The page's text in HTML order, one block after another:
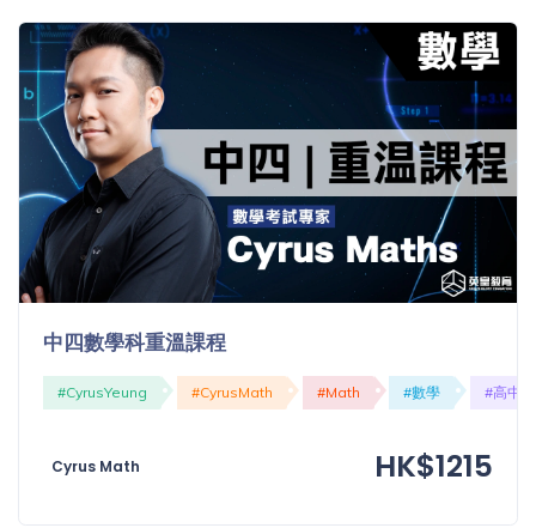
中四數學科重溫課程
#CyrusYeung #CyrusMath #Math #數學 #高中
Cyrus Math HK$1215